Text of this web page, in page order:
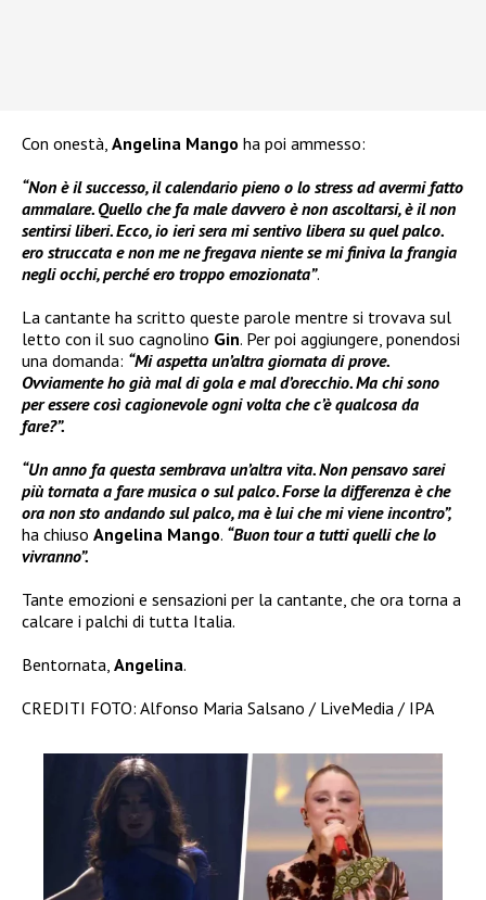
Con onestà, Angelina Mango ha poi ammesso:
“Non è il successo, il calendario pieno o lo stress ad avermi fatto
ammalare. Quello che fa male davvero è non ascoltarsi, è il non
sentirsi liberi. Ecco, io ieri sera mi sentivo libera su quel palco.
ero struccata e non me ne fregava niente se mi finiva la frangia
negli occhi, perché ero troppo emozionata”.
La cantante ha scritto queste parole mentre si trovava sul
letto con il suo cagnolino Gin. Per poi aggiungere, ponendosi
una domanda: “Mi aspetta un’altra giornata di prove.
Ovviamente ho già mal di gola e mal d’orecchio. Ma chi sono
per essere così cagionevole ogni volta che c’è qualcosa da
fare?”.
“Un anno fa questa sembrava un’altra vita. Non pensavo sarei
più tornata a fare musica o sul palco. Forse la differenza è che
ora non sto andando sul palco, ma è lui che mi viene incontro”,
ha chiuso Angelina Mango. “Buon tour a tutti quelli che lo
vivranno”.
Tante emozioni e sensazioni per la cantante, che ora torna a
calcare i palchi di tutta Italia.
Bentornata, Angelina.
CREDITI FOTO: Alfonso Maria Salsano / LiveMedia / IPA